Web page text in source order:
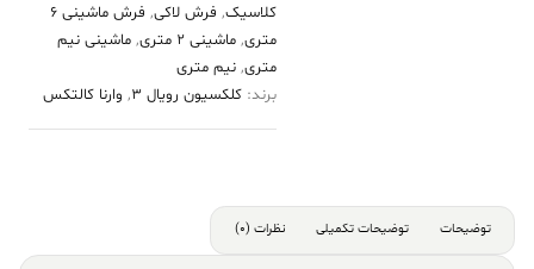
لاکی
عدد
کلاسیک, فرش لاکی,
فرش ماشینی 6
متری, ماشینی 2 متری , ماشینی نیم
متری, نیم متری
برند: کلکسیون رویال 3 , وارنا کالتکس
توضیحات توضیحات تکمیلی نظرات (0)